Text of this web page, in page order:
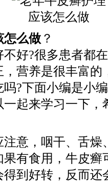
怎么做 ？
?很多患者都在
营养是很丰富的
?下面小编是小
起来学习一下，
，咽干、舌燥
果有食用，牛皮癣
到好转，反而还